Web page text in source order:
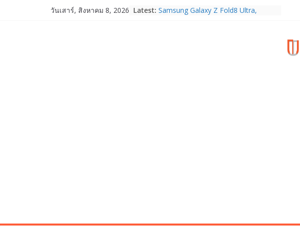
วันเสาร์, สิงหาคม 8, 2026 Latest: Samsung Galaxy Z Fold8 Ultra,